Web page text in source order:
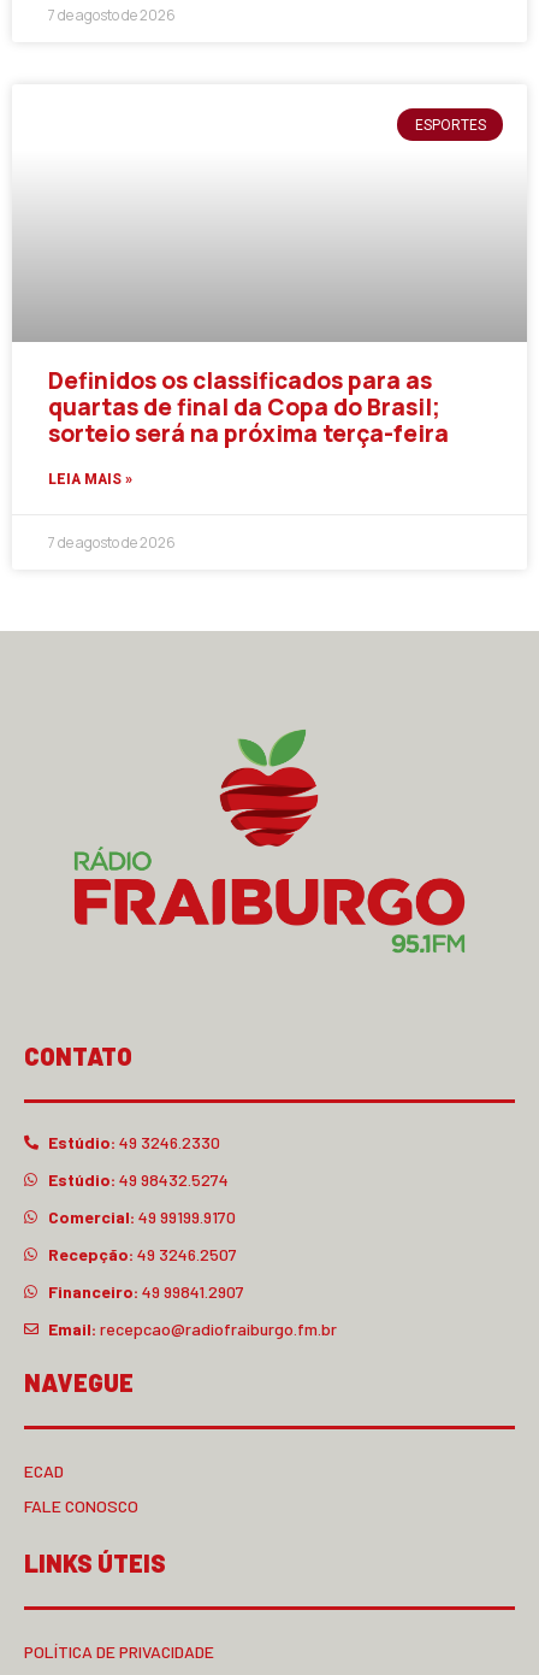
7 de agosto de 2026
ESPORTES
Definidos os classificados para as
quartas de final da Copa do Brasil;
sorteio será na próxima terça-feira
LEIA MAIS »
7 de agosto de 2026
CONTATO
Estúdio: 49 3246.2330
Estúdio: 49 98432.5274
Comercial: 49 99199.9170
Recepção: 49 3246.2507
Financeiro: 49 99841.2907
Email: recepcao@radiofraiburgo.fm.br
NAVEGUE
ECAD
FALE CONOSCO
LINKS ÚTEIS
POLÍTICA DE PRIVACIDADE